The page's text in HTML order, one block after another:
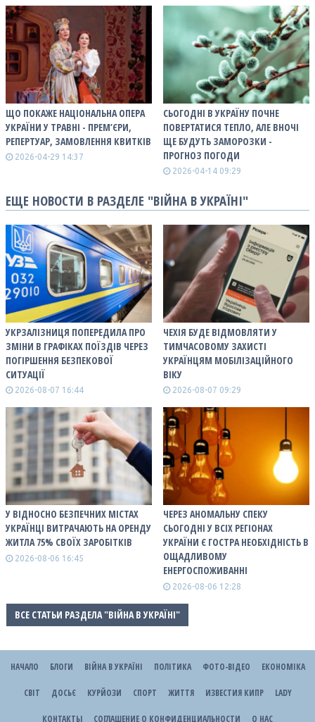
ЩО ПОКАЖЕ НАЦІОНАЛЬНА ОПЕРА
УКРАЇНИ У ТРАВНІ - ПРЕМ’ЄРИ,
РЕПЕРТУАР, ЗАМОВЛЕННЯ КВИТКІВ
2026-04-29 14:37
СЬОГОДНІ В УКРАЇНУ ПОЧНЕ
ПОВЕРТАТИСЯ ТЕПЛО, АЛЕ ВНОЧІ
ЩЕ БУДУТЬ ЗАМОРОЗКИ -
ПРОГНОЗ ПОГОДИ
2026-04-14 09:29
ЕЩЕ НОВОСТИ В РАЗДЕЛЕ "ВІЙНА В УКРАЇНІ"
УКРЗАЛІЗНИЦЯ ПОПЕРЕДИЛА ПРО
ЗМІНИ В ГРАФІКАХ ПОЇЗДІВ ЧЕРЕЗ
ПОГІРШЕННЯ БЕЗПЕКОВОЇ
СИТУАЦІЇ
2026-08-07 16:44
ЧЕХІЯ БУДЕ ВІДМОВЛЯТИ У
ТИМЧАСОВОМУ ЗАХИСТІ
УКРАЇНЦЯМ МОБІЛІЗАЦІЙНОГО
ВІКУ
2026-08-07 09:29
У ВІДНОСНО БЕЗПЕЧНИХ МІСТАХ
УКРАЇНЦІ ВИТРАЧАЮТЬ НА ОРЕНДУ
ЖИТЛА 75% СВОЇХ ЗАРОБІТКІВ
2026-08-06 16:45
ЧЕРЕЗ АНОМАЛЬНУ СПЕКУ
СЬОГОДНІ У ВСІХ РЕГІОНАХ
УКРАЇНИ Є ГОСТРА НЕОБХІДНІСТЬ В
ОЩАДЛИВОМУ
ЕНЕРГОСПОЖИВАННІ
2026-08-06 12:28
ВСЕ СТАТЬИ РАЗДЕЛА "ВІЙНА В УКРАЇНІ"
НАЧАЛО БЛОГИ ВІЙНА В УКРАЇНІ ПОЛІТИКА ФОТО-ВІДЕО ЕКОНОМІКА
СВІТ ДОСЬЄ КУРЙОЗИ СПОРТ ЖИТТЯ ИЗВЕСТИЯ КИПР LADY
КОНТАКТЫ СОГЛАШЕНИЕ О КОНФИДЕНЦИАЛЬНОСТИ О НАС